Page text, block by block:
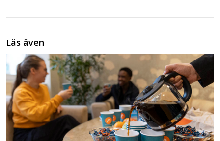
Läs även